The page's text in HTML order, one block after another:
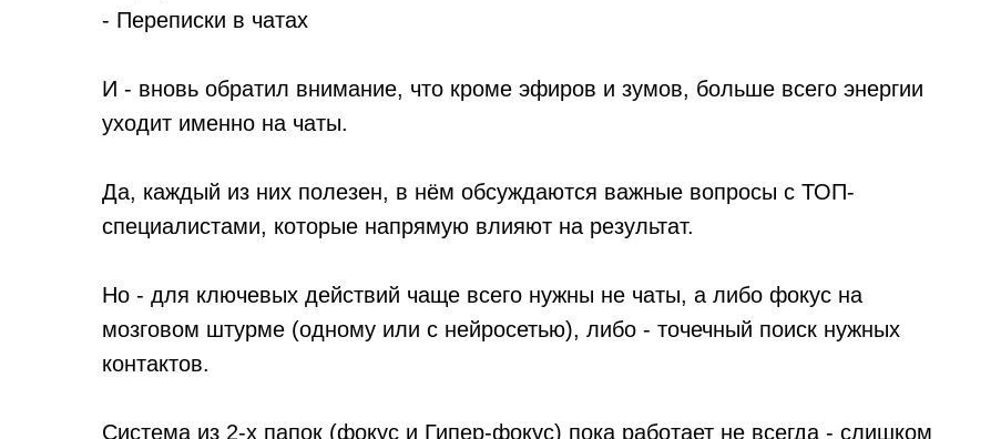
- ⁠Переписки в чатах
И - вновь обратил внимание, что кроме эфиров и зумов, больше всего энергии
уходит именно на чаты.
Да, каждый из них полезен, в нём обсуждаются важные вопросы с ТОП-
специалистами, которые напрямую влияют на результат.
Но - для ключевых действий чаще всего нужны не чаты, а либо фокус на
мозговом штурме (одному или с нейросетью), либо - точечный поиск нужных
контактов.
Система из 2-х папок (фокус и Гипер-фокус) пока работает не всегда - слишком